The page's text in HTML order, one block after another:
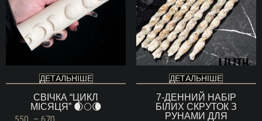
ДЕТАЛЬНІШЕ
СВІЧКА “ЦИКЛ
МІСЯЦЯ” 🌒🌕🌘
ДЕТАЛЬНІШЕ
7-ДЕННИЙ НАБІР
БІЛИХ СКРУТОК З
РУНАМИ ДЛЯ